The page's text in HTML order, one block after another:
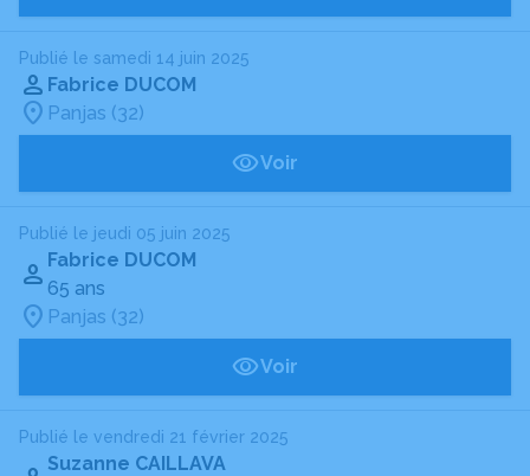
Publié le samedi 14 juin 2025
Fabrice DUCOM
Panjas (32)
Voir
Publié le jeudi 05 juin 2025
Fabrice DUCOM
65 ans
Panjas (32)
Voir
Publié le vendredi 21 février 2025
Suzanne CAILLAVA